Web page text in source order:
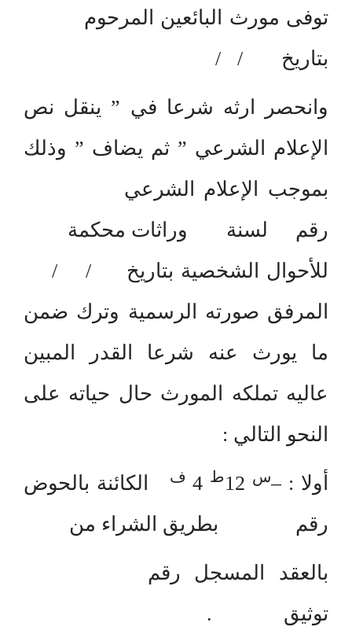
س ط ف
توفى مورث البائعين المرحوم
بتاريخ / /
وانحصر ارثه شرعا في ” ينقل نص
الإعلام الشرعي ” ثم يضاف ” وذلك
بموجب الإعلام الشرعي
رقم لسنة وراثات محكمة
للأحوال الشخصية بتاريخ / /
المرفق صورته الرسمية وترك ضمن
ما يورث عنه شرعا القدر المبين
عاليه تملكه المورث حال حياته على
النحو التالي :
أولا : –س ط ف
الكائنة بالحوض
رقم بطريق الشراء من
بالعقد المسجل رقم
توثيق .